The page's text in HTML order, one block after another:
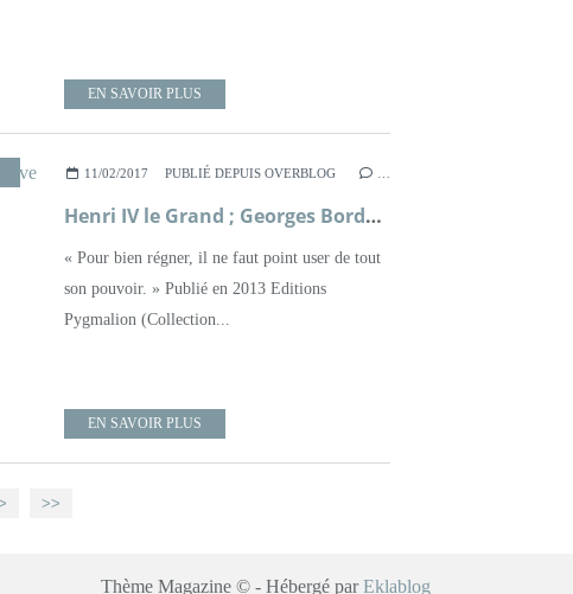
EN SAVOIR PLUS
XVIÈME SIÈCLE,XVIIÈME SIÈCLE
11/02/2017 PUBLIÉ DEPUIS OVERBLOG
Henri IV le Grand ; Georges Bordonove
« Pour bien régner, il ne faut point user de tout
son pouvoir. » Publié en 2013 Editions
Pygmalion (Collection...
EN SAVOIR PLUS
>>
Thème Magazine © - Hébergé parEklablog